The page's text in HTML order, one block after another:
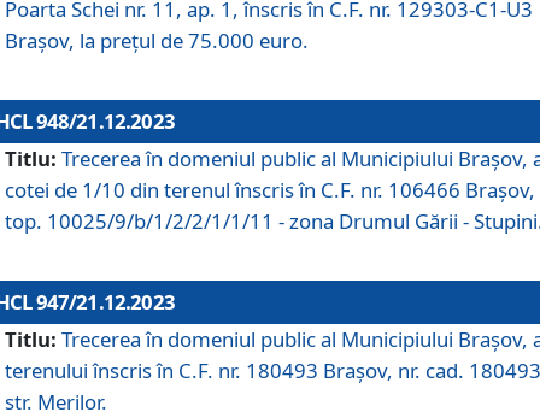
Poarta Schei nr. 11, ap. 1, înscris în C.F. nr. 129303-C1-U3
Brașov, la prețul de 75.000 euro.
948/21.12.2023
Titlu: Trecerea în domeniul public al Municipiului Braşov,
cotei de 1/10 din terenul înscris în C.F. nr. 106466 Brașov,
top. 10025/9/b/1/2/2/1/1/11 - zona Drumul Gării -
947/21.12.2023
Titlu: Trecerea în domeniul public al Municipiului Braşov,
terenului înscris în C.F. nr. 180493 Brașov, nr. cad.
str. Merilor.